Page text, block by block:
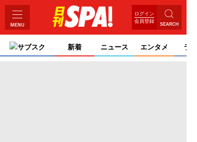
ログイン
会員登録
サブスク 新着 ニュース エンタメ ライ